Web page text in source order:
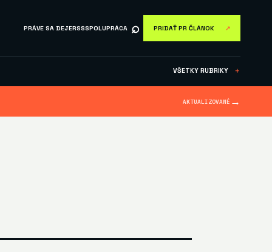
PRÁVE SA DEJERSSSPOLUPRÁCA ⌕ PRIDAŤ PR ČLÁNOK ↗
VŠETKY RUBRIKY ＋
AKTUALIZOVANÉ →